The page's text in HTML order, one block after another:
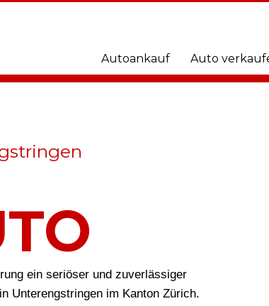
Autoankauf Auto
ein seriöser und zuverlässiger
Unterengstringen im Kanton Zürich.